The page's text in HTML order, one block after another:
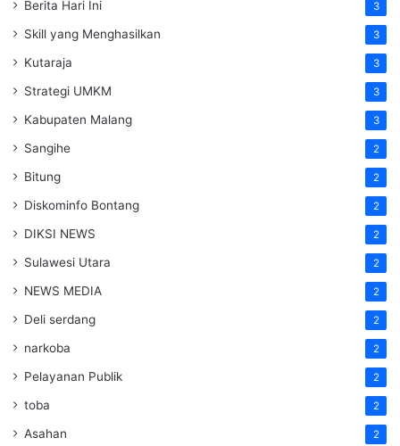
Berita Hari Ini 3
Skill yang Menghasilkan 3
Kutaraja 3
Strategi UMKM 3
Kabupaten Malang 3
Sangihe 2
Bitung 2
Diskominfo Bontang 2
DIKSI NEWS 2
Sulawesi Utara 2
NEWS MEDIA 2
Deli serdang 2
narkoba 2
Pelayanan Publik 2
toba 2
Asahan 2